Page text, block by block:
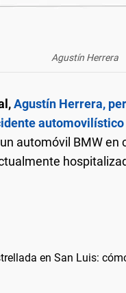
Agustín Herrera
Agustín Herrera,
automóvil BMW en
en San Luis: